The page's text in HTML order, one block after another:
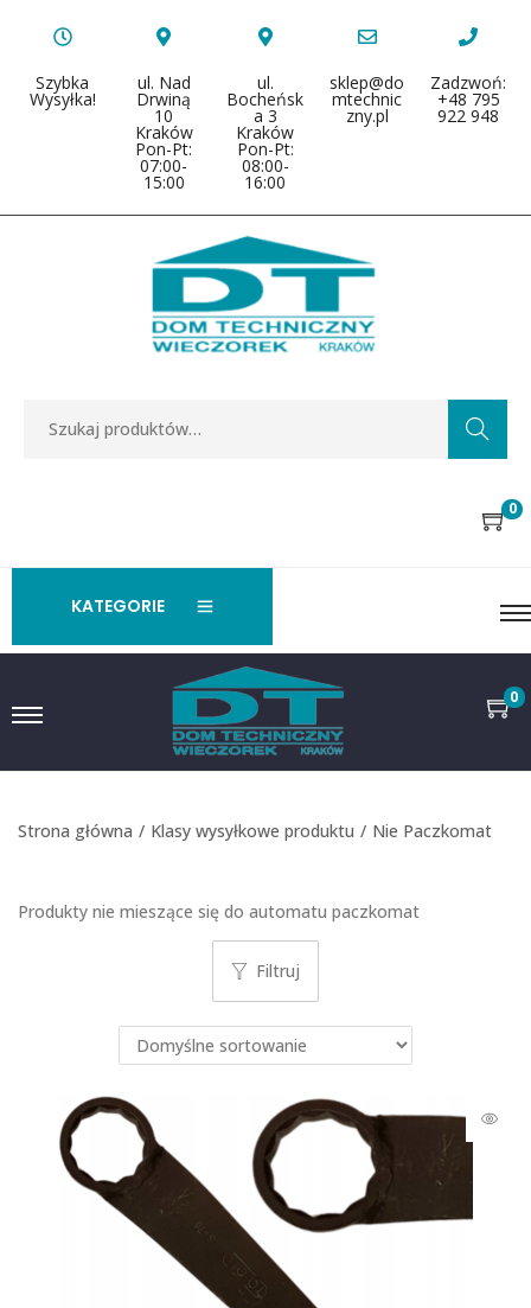
Szybka
Wysyłka!
ul. Nad
Drwiną
10
Kraków
Pon-Pt:
07:00-
15:00
ul.
Bocheńsk
a 3
Kraków
Pon-Pt:
08:00-
16:00
sklep@do
mtechnic
zny.pl
Zadzwoń:
+48 795
922 948
Search
0
KATEGORIE
0
Strona główna / Klasy wysyłkowe produktu / Nie Paczkomat
Produkty nie mieszące się do automatu paczkomat
Filtruj